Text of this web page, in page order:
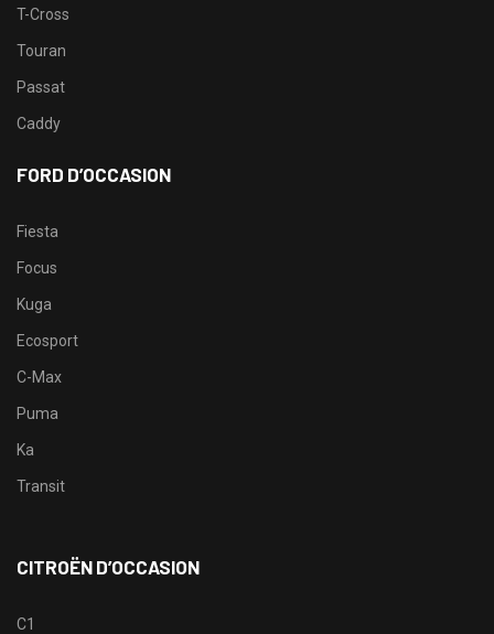
T-Cross
Touran
Passat
Caddy
FORD D’OCCASION
Fiesta
Focus
Kuga
Ecosport
C-Max
Puma
Ka
Transit
CITROËN D’OCCASION
C1